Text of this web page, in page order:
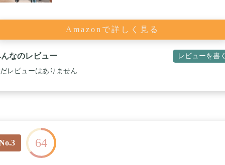
Amazonで詳しく見る
なのレビュー レビューを書
レビューはありません
64